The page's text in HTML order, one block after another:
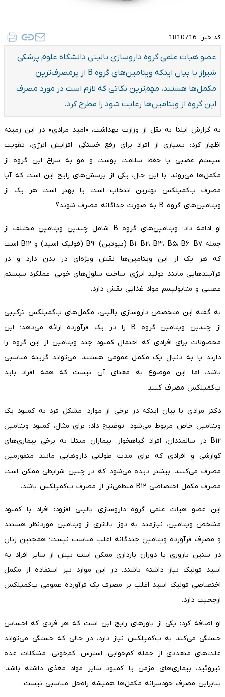
کد خبر : 1810716
عضو هیات علمی گروه داروسازی بالینی دانشگاه علوم پزشکی
شیراز با بیان اینکه ویتامین‌های گروه B از پرمصرف‌ترین
مکمل‌ها هستند، مهم‌ترین نکاتی که لازم است در مورد مصرف
این گروه از ویتامین‌ها رعایت شود را مطرح کرد.
به گزارش ایلنا به نقل از وزارت بهداشت، «امید مرادی» در این زمینه
اظهار کرد: بسیاری از افراد برای رفع خستگی، افزایش انرژی، تقویت
سیستم عصبی یا حفظ سلامت پوست و مو به سراغ این گروه از
مکمل‌ها می‌روند؛ با این حال، یکی از پرسش‌های رایج این است که آیا
مصرف ب‌کمپلکس بهترین انتخاب است یا بهتر است هر یک از
ویتامین‌های گروه B به صورت جداگانه مصرف شوند؟
او ادامه داد: ویتامین‌های گروه B شامل چندین ویتامین مختلف از
جمله B۱، B۲، B۳، B۵، B۶، B۷ (بیوتین)، B۹ (فولیک اسید) و B۱۲ است
که هر یک از این ویتامین‌ها نقش ویژه‌ای در بدن دارد و در
فرآیندهایی مانند تولید انرژی، ساخت سلول‌های خونی، عملکرد سیستم
عصبی و متابولیسم مواد غذایی نقش دارد.
به گفته این متخصص داروسازی بالینی، مکمل‌های ب‌کمپلکس ترکیبی
از چندین ویتامین گروه B را در یک فرآورده ارائه می‌دهد؛ این
محصولات برای افرادی که احتمال کمبود چند ویتامین از این گروه را
دارند یا به دنبال یک مکمل عمومی هستند، می‌تواند گزینه مناسبی
باشد، اما این موضوع به معنای آن نیست که همه افراد باید
ب‌کمپلکس مصرف کنند.
دکتر مرادی با بیان اینکه در برخی از موارد، مشکل فرد به کمبود یک
ویتامین خاص مربوط می‌شود، توضیح داد: برای مثال، کمبود ویتامین
B۱۲ در سالمندان، افراد گیاهخوار، بیماران مبتلا به برخی بیماری‌های
گوارشی و افرادی که برای مدت طولانی داروهایی مانند متفورمین
مصرف می‌کنند، بیشتر دیده می‌شود که در چنین شرایطی ممکن است
مصرف مکمل اختصاصی B۱۲ منطقی‌تر از مصرف ب‌کمپلکس باشد.
این عضو هیات علمی گروه داروسازی بالینی افزود: افراد با کمبود
مشخص ویتامین، نیازمند به دوز بالاتری از ویتامین موردنظر هستند
و مصرف فرآورده ویتامین چندگانه اغلب مناسب نیست؛ همچنین زنان
در سنین باروری یا دوران بارداری ممکن است بیش از سایر افراد به
اسید فولیک نیاز داشته باشند. در این موارد نیز استفاده از مکمل
اختصاصی فولیک اسید اغلب بر مصرف یک فرآورده عمومی ب‌کمپلکس
ارجحیت دارد.
او اضافه کرد: یکی از باورهای رایج این است که هر فردی که احساس
خستگی می‌کند به ب‌کمپلکس نیاز دارد، در حالی که خستگی می‌تواند
علت‌های متعددی از جمله کم‌خوابی، استرس، کم‌خونی، مشکلات غده
تیروئید، بیماری‌های مزمن یا کمبود سایر مواد مغذی داشته باشد؛
بنابراین مصرف خودسرانه مکمل‌ها همیشه راه‌حل مناسبی نیست.